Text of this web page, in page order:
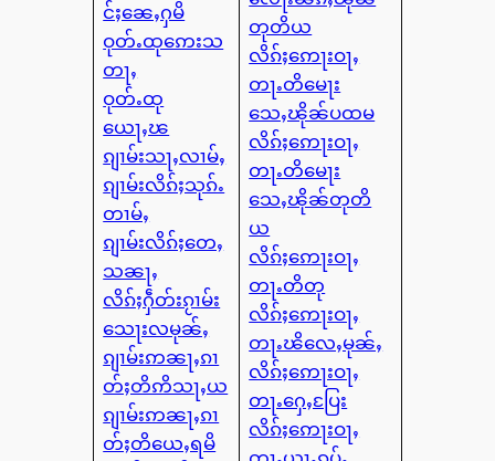
င်ႈၼေႇႁမိ
ဝုတ်ႉထုဢေးသ
တႃႇ
ဝုတ်ႉထု
ယေႃႇၽ
ၵျၢမ်းသႃႇလၢမ်ႇ
ၵျၢမ်းလိၵ်ႈသုၵ်ႉ
တၢမ်ႇ
ၵျၢမ်းလိၵ်ႈတေႇ
သၼႃႇ
လိၵ်ႈႁဵတ်းၵႂၢမ်း
သေႃးလမုၼ်ႇ
ၵျၢမ်းဢၼႃႇၵၢ
တ်ႈတိဢိသႃႇယ
ၵျၢမ်းဢၼႃႇၵၢ
တ်ႈတိယေႇရမိ
တုတိယ
လိၵ်ႈဢေႃးဝႃႇ
တႃႉတိမေႃး
သေႇၽိုၼ်ပထမ
လိၵ်ႈဢေႃးဝႃႇ
တႃႉတိမေႃး
သေႇၽိုၼ်တုတိ
ယ
လိၵ်ႈဢေႃးဝႃႇ
တႃႉတိတု
လိၵ်ႈဢေႃးဝႃႇ
တႃႉၽိလေႇမုၼ်ႇ
လိၵ်ႈဢေႃးဝႃႇ
တႃႉႁေႇပြႄး
လိၵ်ႈဢေႃးဝႃႇ